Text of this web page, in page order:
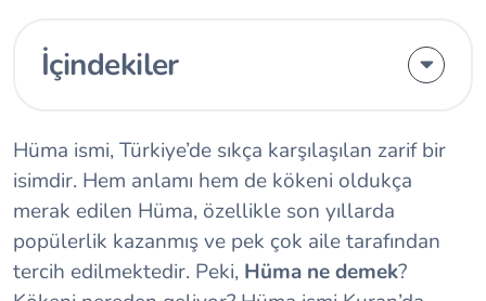
İçindekiler
Hüma ismi, Türkiye’de sıkça karşılaşılan zarif bir
isimdir. Hem anlamı hem de kökeni oldukça
merak edilen Hüma, özellikle son yıllarda
popülerlik kazanmış ve pek çok aile tarafından
tercih edilmektedir. Peki, Hüma ne demek?